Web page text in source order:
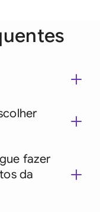
fazer
da